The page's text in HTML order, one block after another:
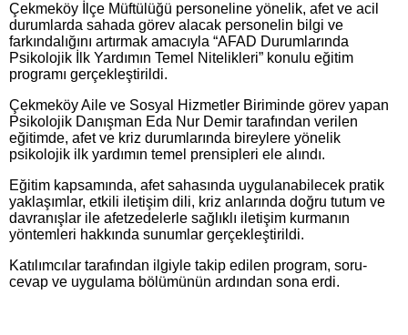
Çekmeköy İlçe Müftülüğü personeline yönelik, afet ve acil
durumlarda sahada görev alacak personelin bilgi ve
farkındalığını artırmak amacıyla “AFAD Durumlarında
Psikolojik İlk Yardımın Temel Nitelikleri” konulu eğitim
programı gerçekleştirildi.
Çekmeköy Aile ve Sosyal Hizmetler Biriminde görev yapan
Psikolojik Danışman Eda Nur Demir tarafından verilen
eğitimde, afet ve kriz durumlarında bireylere yönelik
psikolojik ilk yardımın temel prensipleri ele alındı.
Eğitim kapsamında, afet sahasında uygulanabilecek pratik
yaklaşımlar, etkili iletişim dili, kriz anlarında doğru tutum ve
davranışlar ile afetzedelerle sağlıklı iletişim kurmanın
yöntemleri hakkında sunumlar gerçekleştirildi.
Katılımcılar tarafından ilgiyle takip edilen program, soru-
cevap ve uygulama bölümünün ardından sona erdi.